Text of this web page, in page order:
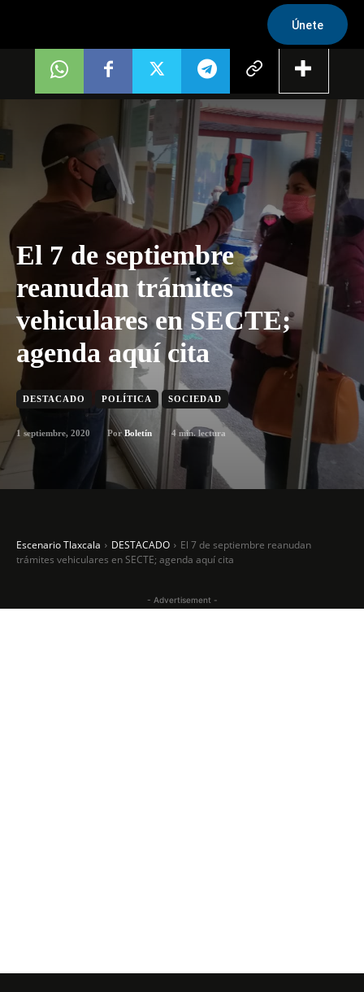
Únete
El 7 de septiembre
reanudan trámites
vehiculares en SECTE;
agenda aquí cita
DESTACADO POLÍTICA SOCIEDAD
1 septiembre, 2020 Por Boletín 4 min. lectura
Escenario Tlaxcala DESTACADO
El 7 de septiembre reanudan
trámites vehiculares en SECTE; agenda aquí cita
- Advertisement -